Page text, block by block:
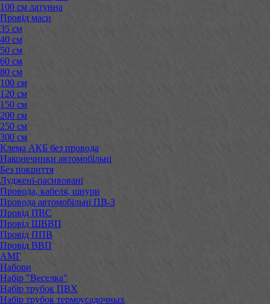
100 см латунна
Провід маси
35 см
40 см
50 см
60 см
80 см
100 см
120 см
150 см
200 см
250 см
300 см
Клема АКБ без провода
Наконечники автомобільні
Без покриття
Луджені-пасивовані
Провода, кабеля, шнури
Провода автомобільні ПВ-3
Провід ПВС
Провід ШВВП
Провід ППВ
Провід ВВП
АМГ
Набори
Набір "Веселка"
Набір трубок ПВХ
Набір трубок термоусадочных